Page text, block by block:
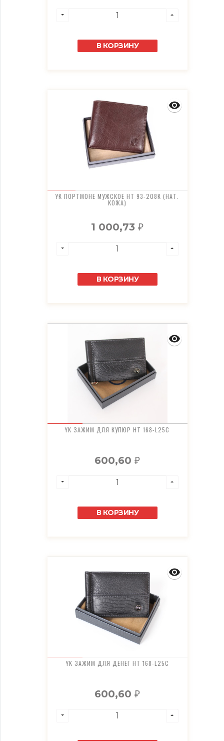
В КОРЗИНУ
YK ПОРТМОНЕ МУЖСКОЕ HT 93-208K (НАТ.
КОЖА)
1 000,73₽
В КОРЗИНУ
YK ЗАЖИМ ДЛЯ КУПЮР HT 168-L25C
600,60₽
В КОРЗИНУ
YK ЗАЖИМ ДЛЯ ДЕНЕГ HT 168-L25C
600,60₽